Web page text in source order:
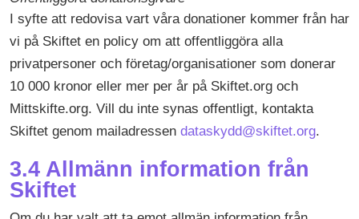
I syfte att redovisa vart våra donationer kommer från har
vi på Skiftet en policy om att offentliggöra alla
privatpersoner och företag/organisationer som donerar
10 000 kronor eller mer per år på Skiftet.org och
Mittskifte.org. Vill du inte synas offentligt, kontakta
Skiftet genom mailadressen dataskydd@skiftet.org.
3.4 Allmänn information från
Skiftet